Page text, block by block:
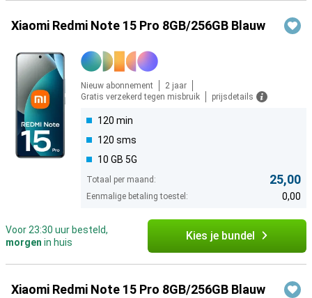
Xiaomi Redmi Note 15 Pro 8GB/256GB Blauw
Nieuw abonnement
2 jaar
Gratis verzekerd tegen misbruik
prijsdetails
120 min
120 sms
10 GB 5G
Totaal per maand: 25,00
Eenmalige betaling toestel: 0,00
Voor 23:30 uur besteld,
morgen in huis Kies je bundel
Xiaomi Redmi Note 15 Pro 8GB/256GB Blauw